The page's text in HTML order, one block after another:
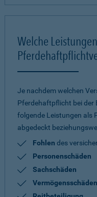
Welche
Je nachdem welchen
Pferdehaftpflicht bei der
folgende Leistungen als
abgedeckt
Fohlen des
Personenschäden
Sachschäden
Vermögensschäden